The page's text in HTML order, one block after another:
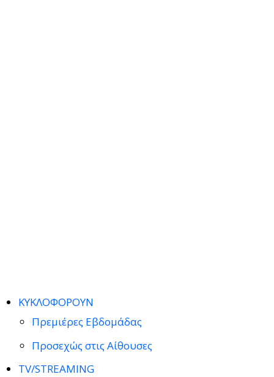
ΚΥΚΛΟΦΟΡΟΥΝ
Πρεμιέρες Εβδομάδας
Προσεχώς στις Αίθουσες
TV/STREAMING